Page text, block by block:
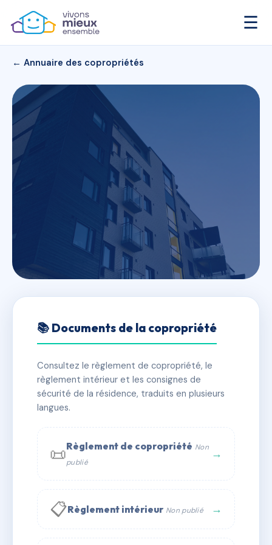
☰
← Annuaire des copropriétés
L'ALTO
✓ Immatriculée 🏠 35 lots 🏗 1 bâtiment(s)
📞 Contacter Syndic Digital
📚 Documents de la copropriété
Consultez le règlement de copropriété, le
règlement intérieur et les consignes de
sécurité de la résidence, traduits en plusieurs
langues.
📜Règlement de copropriété Non
publié
→
📋Règlement intérieur Non publié →